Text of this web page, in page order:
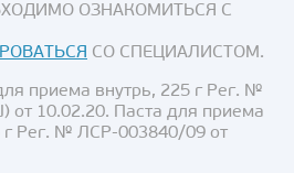
ОЗНАКОМИТЬСЯ С
СО СПЕЦИАЛИСТОМ.
приема внутрь, 225 г Рег. №
10.02.20. Паста для приема
г Рег. № ЛСР-003840/09 от